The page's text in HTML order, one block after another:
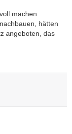
machen
hätten
angeboten, das